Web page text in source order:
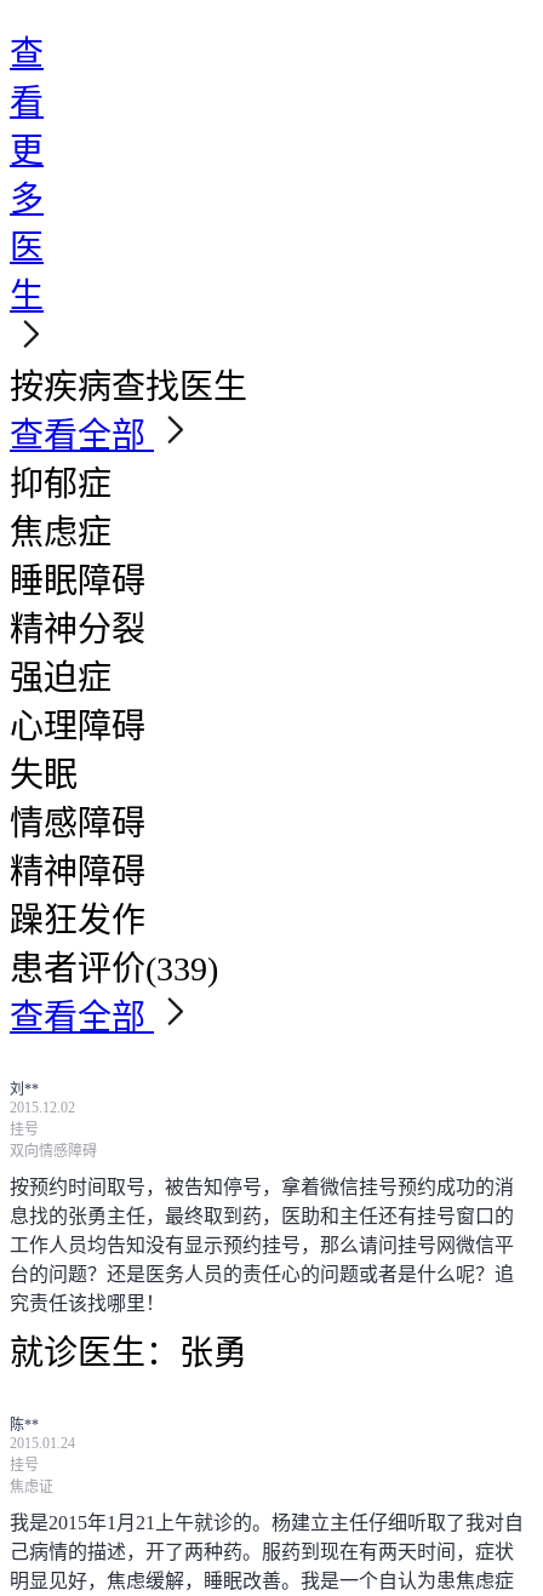
查
看
更
多
医
生
按疾病查找医生
查看全部
抑郁症
焦虑症
睡眠障碍
精神分裂
强迫症
心理障碍
失眠
情感障碍
精神障碍
躁狂发作
患者评价(339)
查看全部
刘**
2015.12.02
挂号
双向情感障碍
按预约时间取号，被告知停号，拿着微信挂号预约成功的消
息找的张勇主任，最终取到药，医助和主任还有挂号窗口的
工作人员均告知没有显示预约挂号，那么请问挂号网微信平
台的问题？还是医务人员的责任心的问题或者是什么呢？追
究责任该找哪里！
就诊医生： 张勇
陈**
2015.01.24
挂号
焦虑证
我是2015年1月21上午就诊的。杨建立主任仔细听取了我对自
己病情的描述，开了两种药。服药到现在有两天时间，症状
明显见好，焦虑缓解，睡眠改善。我是一个自认为患焦虑症